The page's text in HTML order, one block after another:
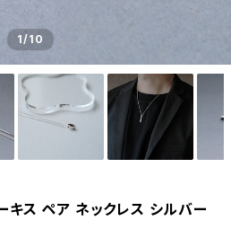
1/10
ス ペア ネックレス シルバー